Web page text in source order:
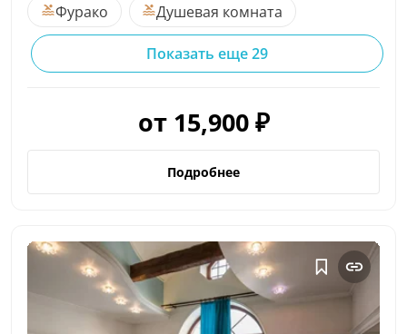
Фурако
Душевая комната
Показать еще 29
от 15,900 ₽
Подробнее